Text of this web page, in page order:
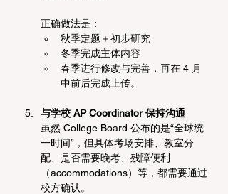
正确做法是：
秋季定题＋初步研究
冬季完成主体内容
春季进行修改与完善，再在 4 月
中前后完成上传。
与学校 AP Coordinator 保持沟通
虽然 College Board 公布的是“全球统
一时间”，但具体考场安排、教室分
配、是否需要晚考、残障便利
（accommodations）等，都需要通过
校方确认。